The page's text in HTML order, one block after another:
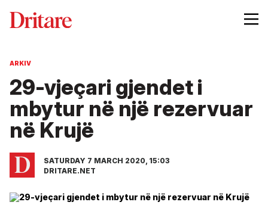
ARKIV
29-vjeçari gjendet i
mbytur në një rezervuar
në Krujë
SATURDAY 7 MARCH 2020, 15:03
DRITARE.NET